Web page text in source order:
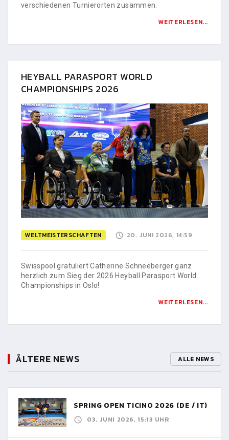
verschiedenen Turnierorten zusammen.
WEITERLESEN...
HEYBALL PARASPORT WORLD
CHAMPIONSHIPS 2026
WELTMEISTERSCHAFTEN 20. JUNI 2026, 14:59
Swisspool gratuliert Catherine Schneeberger ganz
herzlich zum Sieg der 2026 Heyball Parasport World
Championships in Oslo!
WEITERLESEN...
ÄLTERE NEWS ALLE NEWS
SPRING OPEN TICINO 2026 (DE / IT)
03. JUNI 2026, 15:13 UHR